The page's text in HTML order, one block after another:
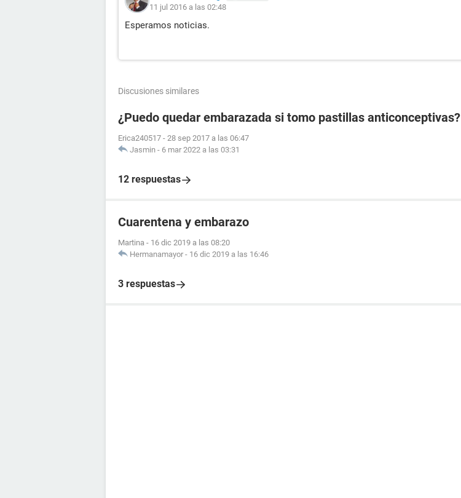
11 jul 2016 a las 02:48
Esperamos noticias.
Discusiones similares
¿Puedo quedar embarazada si tomo pastillas anticonceptivas?
Erica240517 - 28 sep 2017 a las 06:47
Jasmin - 6 mar 2022 a las 03:31
12 respuestas
Cuarentena y embarazo
Martina - 16 dic 2019 a las 08:20
Hermanamayor - 16 dic 2019 a las 16:46
3 respuestas